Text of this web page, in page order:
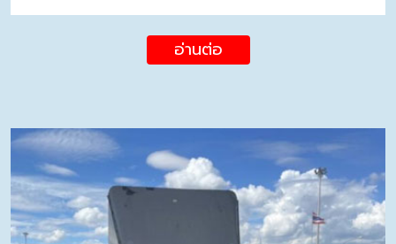
อ่านต่อ